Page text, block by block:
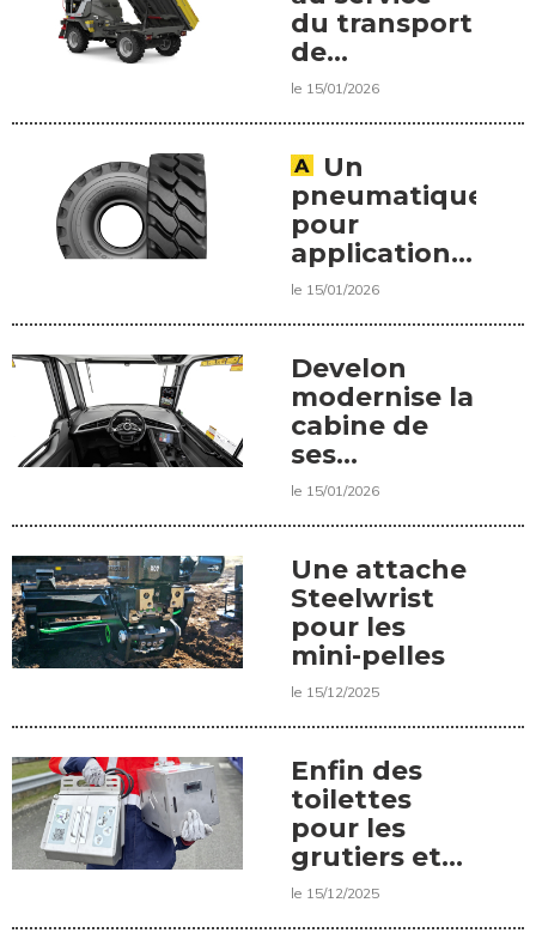
du transport
de
matériaux
le 15/01/2026
Un
pneumatique
pour
applications
sévères
le 15/01/2026
Develon
modernise la
cabine de
ses
tombereaux
le 15/01/2026
Une attache
Steelwrist
pour les
mini-pelles
le 15/12/2025
Enfin des
toilettes
pour les
grutiers et
grutières
le 15/12/2025